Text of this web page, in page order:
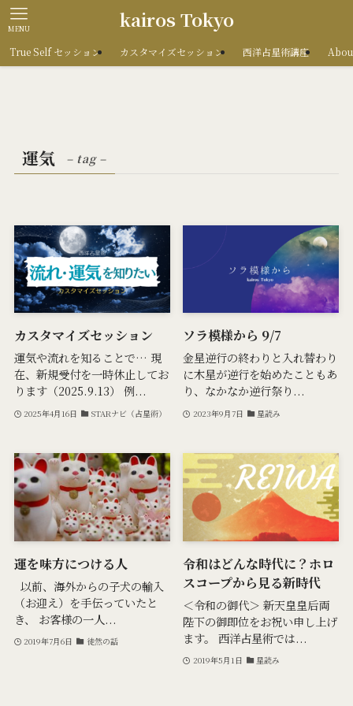
kairos Tokyo
MENU
True Self セッション カスタマイズセッション 西洋占星術講座
運気 – tag –
カスタマイズセッション
運気や流れを知ることで… 現
在、新規受付を一時休止してお
ります（2025.9.13） 例...
2025年4月16日 STARナビ（占星術）
ソラ模様から 9/7
金星逆行の終わりと入れ替わり
に木星が逆行を始めたこともあ
り、なかなか逆行祭り...
2023年9月7日 星読み
運を味方につける人
以前、海外からの子犬の輸入
（お迎え）を手伝っていたと
き、 お客様の一人...
2019年7月6日 徒然の話
令和はどんな時代に？ホロ
スコープから見る新時代
＜令和の御代＞ 新天皇皇后両
陛下の御即位をお祝い申し上げ
ます。 西洋占星術では...
2019年5月1日 星読み